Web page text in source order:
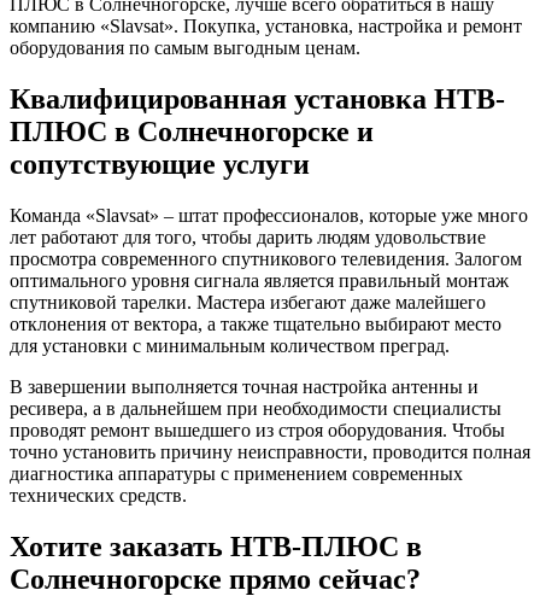
компанию «Slavsat». Покупка, установка, настройка и ремонт
оборудования по самым выгодным ценам.
Квалифицированная установка НТВ-
ПЛЮС в Солнечногорске и
сопутствующие услуги
Команда «Slavsat» – штат профессионалов, которые уже много
лет работают для того, чтобы дарить людям удовольствие
просмотра современного спутникового телевидения. Залогом
оптимального уровня сигнала является правильный монтаж
спутниковой тарелки. Мастера избегают даже малейшего
отклонения от вектора, а также тщательно выбирают место
для установки с минимальным количеством преград.
В завершении выполняется точная настройка антенны и
ресивера, а в дальнейшем при необходимости специалисты
проводят ремонт вышедшего из строя оборудования. Чтобы
точно установить причину неисправности, проводится полная
диагностика аппаратуры с применением современных
технических средств.
Хотите заказать НТВ-ПЛЮС в
Солнечногорске прямо сейчас?